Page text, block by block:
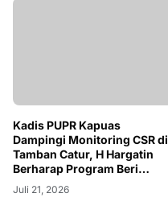
Kadis PUPR Kapuas
Dampingi Monitoring CSR di
Tamban Catur, H Hargatin
Berharap Program Beri
Manfaat Nyata bagi
Masyarakat
Juli 21, 2026